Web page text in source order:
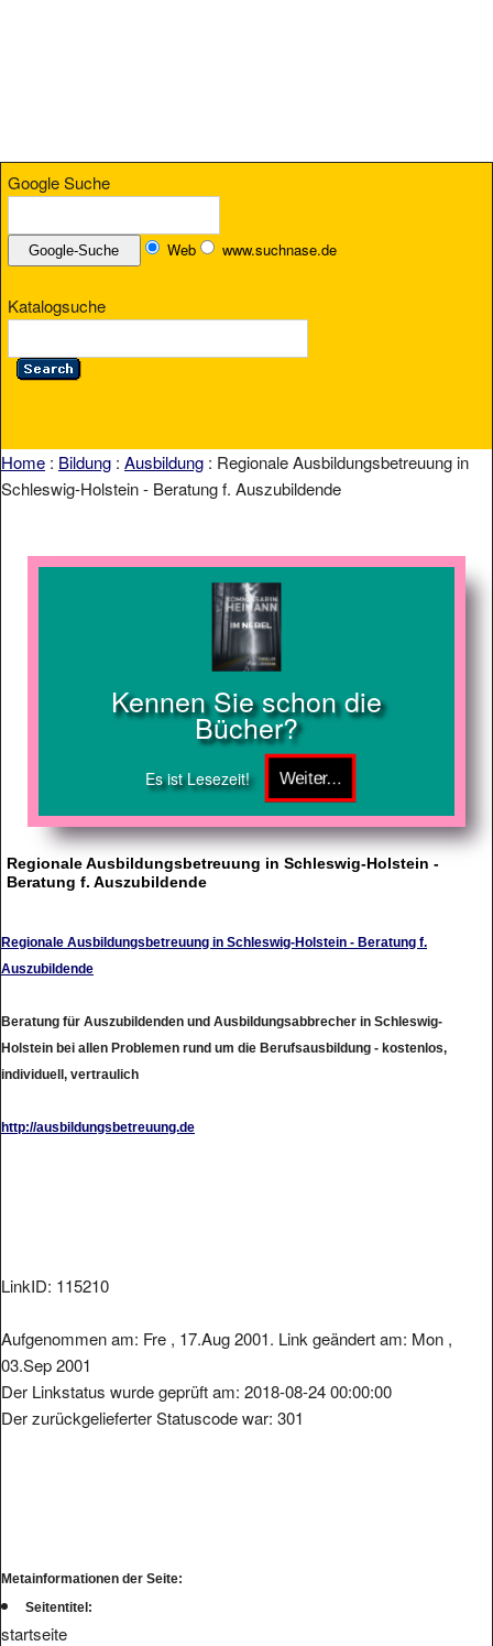
Google Suche
Web www.suchnase.de
Katalogsuche
Home : Bildung : Ausbildung : Regionale Ausbildungsbetreuung in
Schleswig-Holstein - Beratung f. Auszubildende
Kennen Sie schon die
Bücher?
Es ist Lesezeit!
Regionale Ausbildungsbetreuung in Schleswig-Holstein -
Beratung f. Auszubildende
Regionale Ausbildungsbetreuung in Schleswig-Holstein - Beratung f.
Auszubildende
Beratung für Auszubildenden und Ausbildungsabbrecher in Schleswig-
Holstein bei allen Problemen rund um die Berufsausbildung - kostenlos,
individuell, vertraulich
http://ausbildungsbetreuung.de
LinkID: 115210
Aufgenommen am: Fre , 17.Aug 2001. Link geändert am: Mon ,
03.Sep 2001
Der Linkstatus wurde geprüft am: 2018-08-24 00:00:00
Der zurückgelieferter Statuscode war: 301
Metainformationen der Seite:
Seitentitel:
startseite